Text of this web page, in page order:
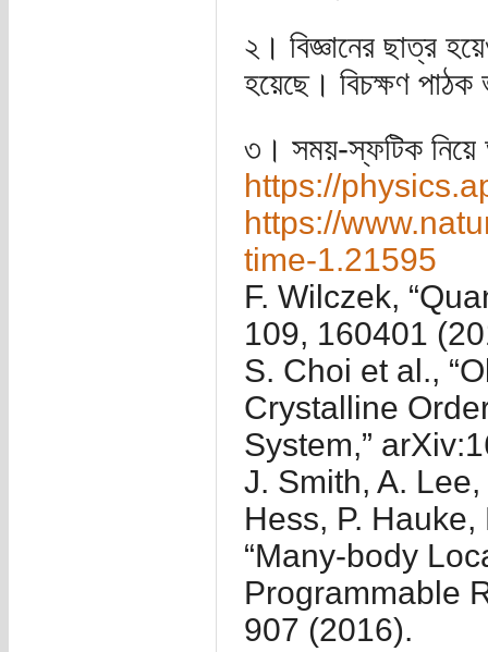
২। বিজ্ঞানের ছাত্র
হয়েছে। বিচক্ষণ
৩। সময়-স্ফটিক নিয়ে
https://
https://
time-1.21595
F. Wilczek,
109, 160401
S. Choi et al.,
Crystalline
System,”
J. Smith, A.
Hess, P.
“Many-body
Programmable
907 (2016).